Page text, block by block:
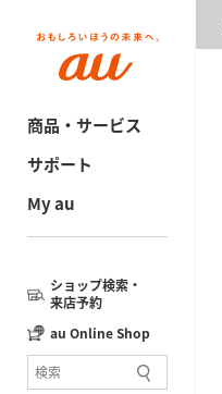
商品・サービス
サポート
My au
ショップ検索・
来店予約
au Online Shop